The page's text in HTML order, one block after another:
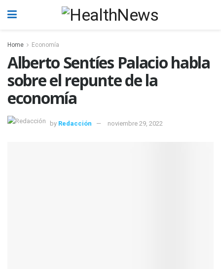
Home Economía
Alberto Sentíes Palacio habla
sobre el repunte de la
economía
by Redacción noviembre 29, 2022